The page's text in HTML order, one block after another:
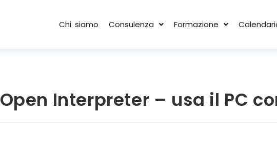
Chi siamo Consulenza Formazione
Open Interpreter – usa il PC